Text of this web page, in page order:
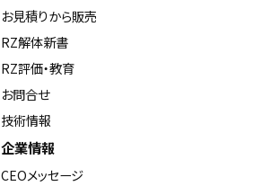
お見積りから販売
RZ解体新書
RZ評価・教育
お問合せ
技術情報
企業情報
CEOメッセージ